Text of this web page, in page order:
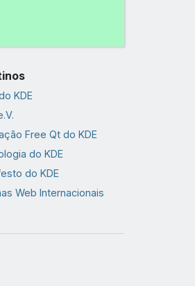
KDE
Free Qt do KDE
do KDE
do KDE
Web Internacionais